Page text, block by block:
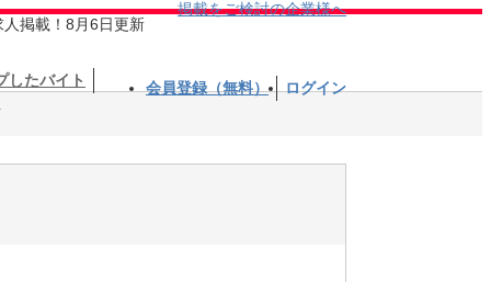
人掲載！8月6日更新
掲載をご検討の企業様へ
したバイト 会員登録（無料） ログイン